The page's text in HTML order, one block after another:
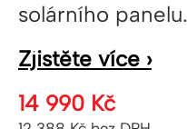
solárního panelu.
Zjistěte více ›
14 990 Kč